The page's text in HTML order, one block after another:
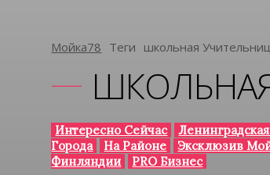
Мойка78 Теги Школьная
Интересно Сейчас
Города
На Районе Эксклюзив
Финляндии
PRO Бизнес